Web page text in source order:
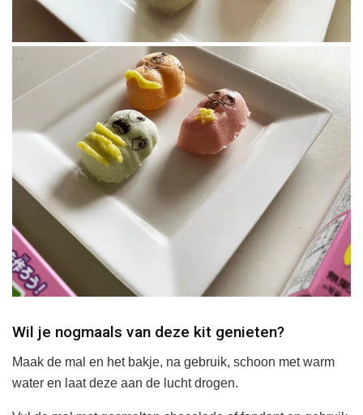
Wil je nogmaals van deze kit genieten?
Maak de mal en het bakje, na gebruik, schoon met warm
water en laat deze aan de lucht drogen.